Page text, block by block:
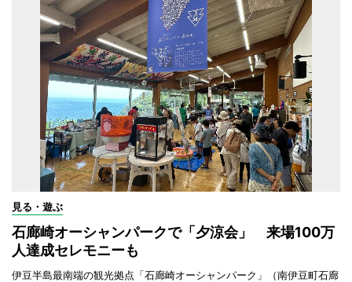
見る・遊ぶ
石廊崎オーシャンパークで「夕涼会」 来場100万
人達成セレモニーも
伊豆半島最南端の観光拠点「石廊崎オーシャンパーク」（南伊豆町石廊